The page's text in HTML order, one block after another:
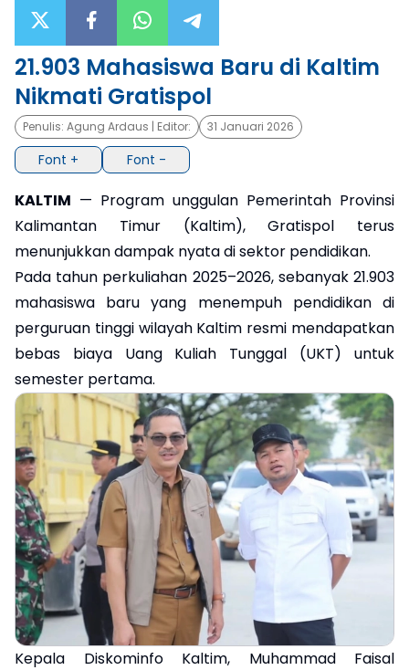
×
21.903 Mahasiswa Baru di Kaltim
Nikmati Gratispol
Penulis: Agung Ardaus | Editor: 31 Januari 2026
Font + Font -
KALTIM — Program unggulan Pemerintah Provinsi
Kalimantan Timur (Kaltim), Gratispol terus
menunjukkan dampak nyata di sektor pendidikan.
Pada tahun perkuliahan 2025–2026, sebanyak 21.903
mahasiswa baru yang menempuh pendidikan di
perguruan tinggi wilayah Kaltim resmi mendapatkan
bebas biaya Uang Kuliah Tunggal (UKT) untuk
semester pertama.
Kepala Diskominfo Kaltim, Muhammad Faisal